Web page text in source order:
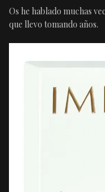
Os he hablado muchas
que llevo tomando años.